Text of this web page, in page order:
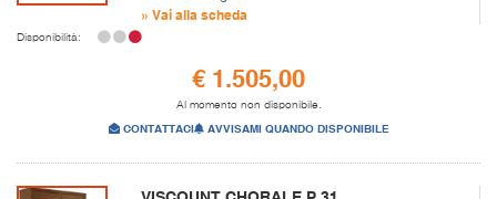
» Vai alla scheda
Disponibilità:
€ 1.505,00
Al momento non disponibile.
CONTATTACI AVVISAMI QUANDO DISPONIBILE